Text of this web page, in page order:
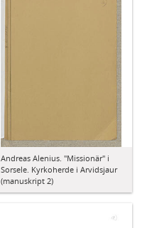
Andreas Alenius. "Missionär" i
Sorsele. Kyrkoherde i Arvidsjaur
(manuskript 2)